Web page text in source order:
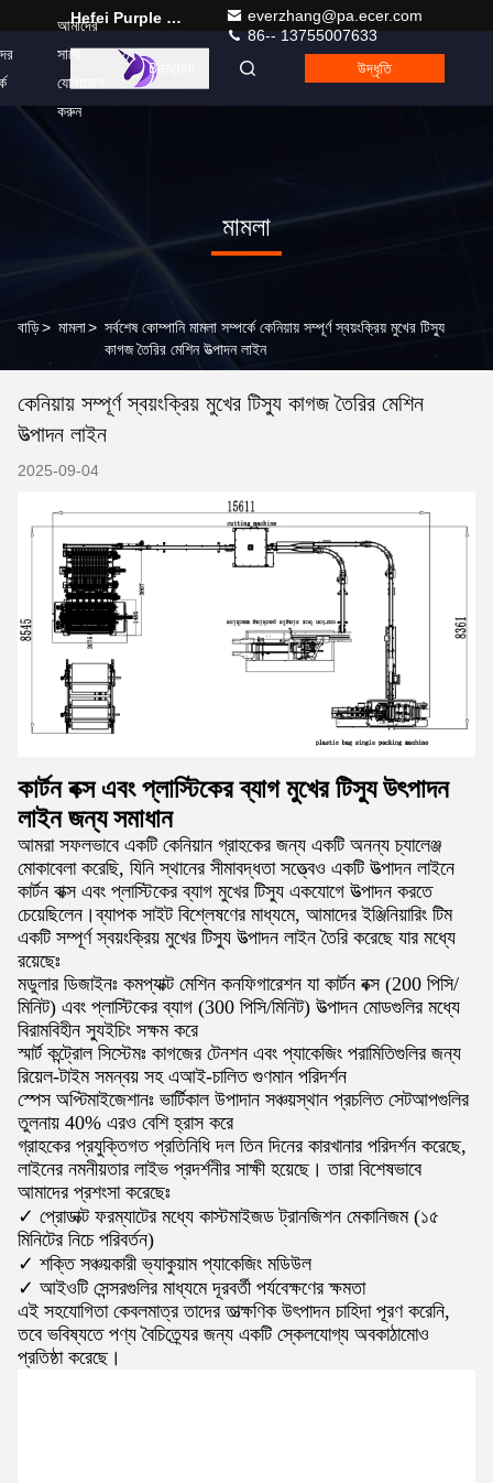
Hefei Purple Horn E-Commerce Co., Ltd.
everzhang@pa.ecer.com
86-- 13755007633
আমাদের
সাথে
যোগাযোগ
করুন
Bengali উদ্ধৃতি
মামলা
বাড়ি> মামলা> সর্বশেষ কোম্পানি মামলা সম্পর্কে কেনিয়ায় সম্পূর্ণ স্বয়ংক্রিয় মুখের টিস্যু
কাগজ তৈরির মেশিন উত্পাদন লাইন
কেনিয়ায় সম্পূর্ণ স্বয়ংক্রিয় মুখের টিস্যু কাগজ তৈরির মেশিন
উত্পাদন লাইন
2025-09-04
কার্টন বক্স এবং প্লাস্টিকের ব্যাগ মুখের টিস্যু উৎপাদন
লাইন জন্য সমাধান
আমরা সফলভাবে একটি কেনিয়ান গ্রাহকের জন্য একটি অনন্য চ্যালেঞ্জ
মোকাবেলা করেছি, যিনি স্থানের সীমাবদ্ধতা সত্ত্বেও একটি উত্পাদন লাইনে
কার্টন বাক্স এবং প্লাস্টিকের ব্যাগ মুখের টিস্যু একযোগে উত্পাদন করতে
চেয়েছিলেন।ব্যাপক সাইট বিশ্লেষণের মাধ্যমে, আমাদের ইঞ্জিনিয়ারিং টিম
একটি সম্পূর্ণ স্বয়ংক্রিয় মুখের টিস্যু উত্পাদন লাইন তৈরি করেছে যার মধ্যে
রয়েছেঃ
মডুলার ডিজাইনঃ কমপ্যাক্ট মেশিন কনফিগারেশন যা কার্টন বক্স (200 পিসি/
মিনিট) এবং প্লাস্টিকের ব্যাগ (300 পিসি/মিনিট) উত্পাদন মোডগুলির মধ্যে
বিরামবিহীন স্যুইচিং সক্ষম করে
স্মার্ট কন্ট্রোল সিস্টেমঃ কাগজের টেনশন এবং প্যাকেজিং পরামিতিগুলির জন্য
রিয়েল-টাইম সমন্বয় সহ এআই-চালিত গুণমান পরিদর্শন
স্পেস অপ্টিমাইজেশানঃ ভার্টিকাল উপাদান সঞ্চয়স্থান প্রচলিত সেটআপগুলির
তুলনায় 40% এরও বেশি হ্রাস করে
গ্রাহকের প্রযুক্তিগত প্রতিনিধি দল তিন দিনের কারখানার পরিদর্শন করেছে,
লাইনের নমনীয়তার লাইভ প্রদর্শনীর সাক্ষী হয়েছে। তারা বিশেষভাবে
আমাদের প্রশংসা করেছেঃ
✓ প্রোডাক্ট ফরম্যাটের মধ্যে কাস্টমাইজড ট্রানজিশন মেকানিজম (১৫
মিনিটের নিচে পরিবর্তন)
✓ শক্তি সঞ্চয়কারী ভ্যাকুয়াম প্যাকেজিং মডিউল
✓ আইওটি সেন্সরগুলির মাধ্যমে দূরবর্তী পর্যবেক্ষণের ক্ষমতা
এই সহযোগিতা কেবলমাত্র তাদের তাত্ক্ষণিক উৎপাদন চাহিদা পূরণ করেনি,
তবে ভবিষ্যতে পণ্য বৈচিত্র্যের জন্য একটি স্কেলযোগ্য অবকাঠামোও
প্রতিষ্ঠা করেছে।